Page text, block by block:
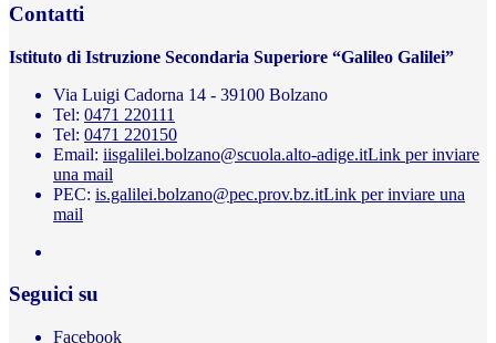
Contatti
Istituto di Istruzione Secondaria Superiore “Galileo Galilei”
Via Luigi Cadorna 14 - 39100 Bolzano
Tel: 0471 220111
Tel: 0471 220150
Email: iisgalilei.bolzano@scuola.alto-adige.itLink per inviare
una mail
PEC: is.galilei.bolzano@pec.prov.bz.itLink per inviare una
mail
Seguici su
Facebook